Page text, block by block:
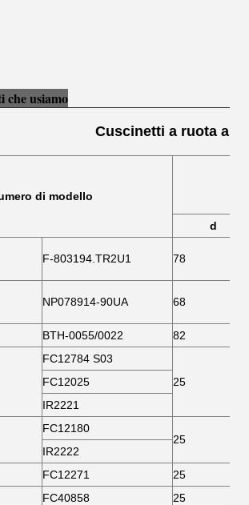
che usiamo
Cuscinetti a ruota a
di modello
d
F-803194.TR2U1 78
NP078914-90UA 68
BTH-0055/0022 82
FC12784 S03
25
FC12025
IR2221
FC12180
25
IR2222
FC12271
25
FC40858
25